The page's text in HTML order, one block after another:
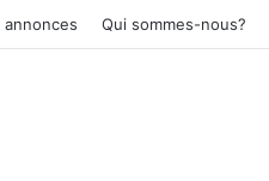
annonces Qui sommes-nous?